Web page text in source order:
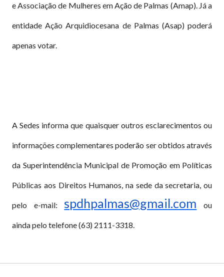
e Associação de Mulheres em Ação de Palmas (Amap). Já a
entidade Ação Arquidiocesana de Palmas (Asap) poderá
apenas votar.
A Sedes informa que quaisquer outros esclarecimentos ou
informações complementares poderão ser obtidos através
da Superintendência Municipal de Promoção em Políticas
Públicas aos Direitos Humanos, na sede da secretaria, ou
pelo e-mail:spdhpalmas@gmail.com ou
ainda pelo telefone (63) 2111-3318.